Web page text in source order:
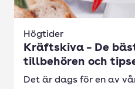
Högtider
Kräftskiva – De
tillbehören och
Det är dags för en av